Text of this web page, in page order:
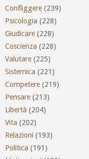
Confliggere (239)
Psicologia (228)
Giudicare (228)
Coscienza (228)
Valutare (225)
Sistemica (221)
Competere (219)
Pensare (213)
Libertà (204)
Vita (202)
Relazioni (193)
Politica (191)